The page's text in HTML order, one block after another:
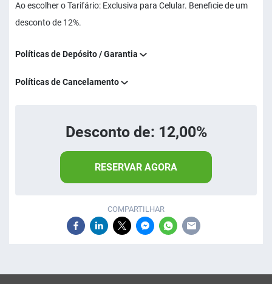
Ao escolher o Tarifário: Exclusiva para Celular. Beneficie de um
desconto de 12%.
Políticas de Depósito / Garantia
Políticas de Cancelamento
Desconto de: 12,00%
RESERVAR AGORA
COMPARTILHAR